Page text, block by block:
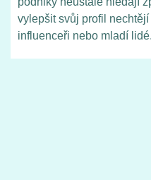
vylepšit svůj profil
influenceři nebo mladí lidé.